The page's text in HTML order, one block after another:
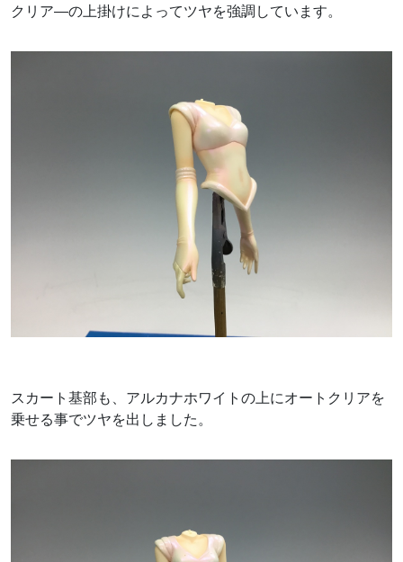
クリア―の上掛けによってツヤを強調しています。
スカート基部も、アルカナホワイトの上にオートクリアを
乗せる事でツヤを出しました。